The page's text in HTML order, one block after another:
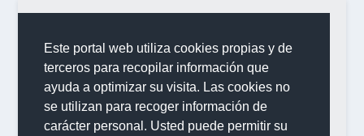
Este portal web utiliza cookies propias y de
terceros para recopilar información que
ayuda a optimizar su visita. Las cookies no
se utilizan para recoger información de
carácter personal. Usted puede permitir su